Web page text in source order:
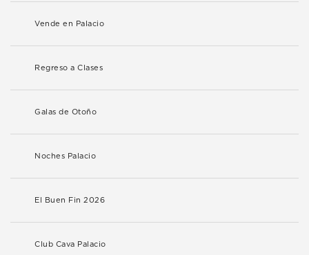
Vende en Palacio
Regreso a Clases
Galas de Otoño
Noches Palacio
El Buen Fin 2026
Club Cava Palacio